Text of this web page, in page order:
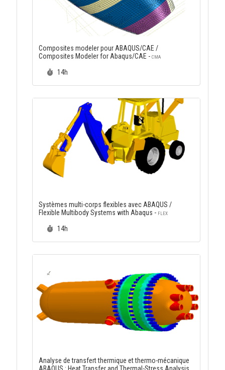
Composites modeler pour ABAQUS/CAE /
Composites Modeler for Abaqus/CAE - CMA
Durée :
14h
Systèmes multi-corps flexibles avec ABAQUS /
Flexible Multibody Systems with Abaqus - FLEX
Durée :
14h
Analyse de transfert thermique et thermo-mécanique